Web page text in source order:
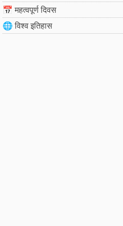
📅 महत्वपूर्ण दिवस
🌐 विश्व इतिहास